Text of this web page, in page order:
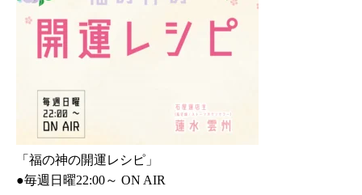
「福の神の開運レシピ」
●毎週日曜22:00～ ON AIR